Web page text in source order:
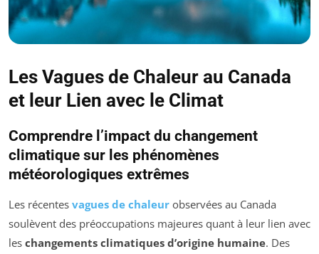
Les Vagues de Chaleur au Canada
et leur Lien avec le Climat
Comprendre l’impact du changement
climatique sur les phénomènes
météorologiques extrêmes
Les récentes vagues de chaleur observées au Canada
soulèvent des préoccupations majeures quant à leur lien avec
les changements climatiques d’origine humaine. Des